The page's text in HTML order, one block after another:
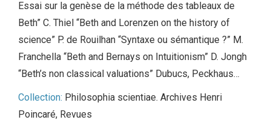
Essai sur la genèse de la méthode des tableaux de
Beth” C. Thiel “Beth and Lorenzen on the history of
science” P. de Rouilhan “Syntaxe ou sémantique ?” M.
Franchella “Beth and Bernays on Intuitionism” D. Jongh
“Beth’s non classical valuations” Dubucs, Peckhaus…
Collection: Philosophia scientiae. Archives Henri
Poincaré, Revues